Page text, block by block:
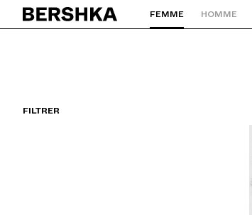
Retourner à la page d'accueil
FEMME HOMME
FILTRER